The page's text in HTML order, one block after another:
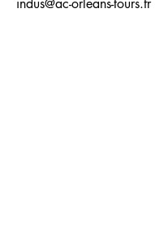
indus@ac-orleans-tours.fr